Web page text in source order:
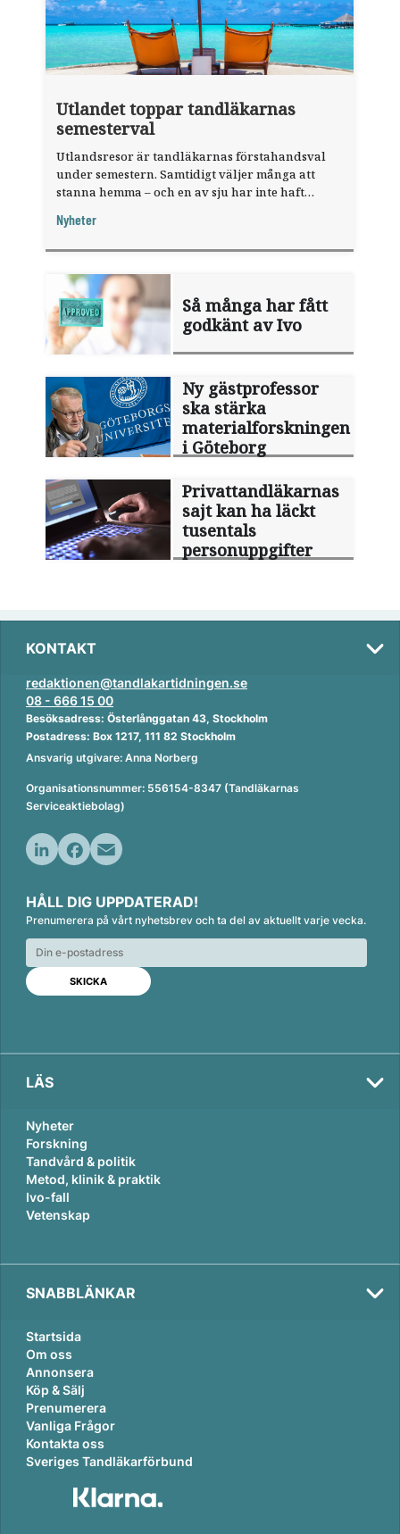
Utlandet toppar tandläkarnas
semesterval
Utlandsresor är tandläkarnas förstahandsval
under semestern. Samtidigt väljer många att
stanna hemma – och en av sju har inte haft
fråga".
Nyheter
Så många har fått
godkänt av Ivo
Ny gästprofessor
ska stärka
materialforskningen
i Göteborg
Privattandläkarnas
sajt kan ha läckt
tusentals
personuppgifter
KONTAKT
redaktionen@tandlakartidningen.se
08 - 666 15 00
Besöksadress: Österlånggatan 43, Stockholm
Postadress: Box 1217, 111 82 Stockholm
Ansvarig utgivare: Anna Norberg
Organisationsnummer: 556154-8347 (Tandläkarnas
Serviceaktiebolag)
n
k
e
d
n
c
e
b
o
o
k
a
i
l
HÅLL DIG UPPDATERAD!
Prenumerera på vårt nyhetsbrev och ta del av aktuellt varje vecka.
LÄS
Nyheter
Forskning
Tandvård & politik
Metod, klinik & praktik
Ivo-fall
Vetenskap
SNABBLÄNKAR
Startsida
Om oss
Annonsera
Köp & Sälj
Prenumerera
Vanliga Frågor
Kontakta oss
Sveriges Tandläkarförbund